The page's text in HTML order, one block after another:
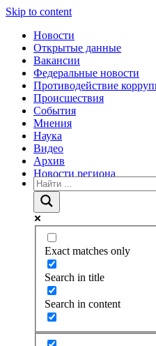
Skip to content
Новости
Открытые данные
Вакансии
Федеральные новости
Противодействие
Происшествия
События
Мнения
Наука
Видео
Архив
Новости региона
Exact matches only
Search in title
Search in content